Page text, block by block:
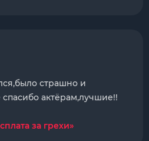
страшно и
актëрам,лучшие!!
за грехи»